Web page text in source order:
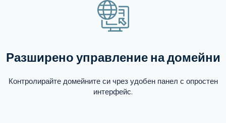
Разширено управление на домейни
Контролирайте домейните си чрез удобен панел с опростен
интерфейс.